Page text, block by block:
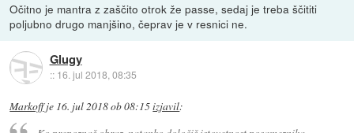
Očitno je mantra z zaščito otrok že passe, sedaj je treba ščititi
poljubno drugo manjšino, čeprav je v resnici ne.
Glugy
:: 16. jul 2018, 08:35
Markoffje 16. jul 2018 ob 08:15izjavil: